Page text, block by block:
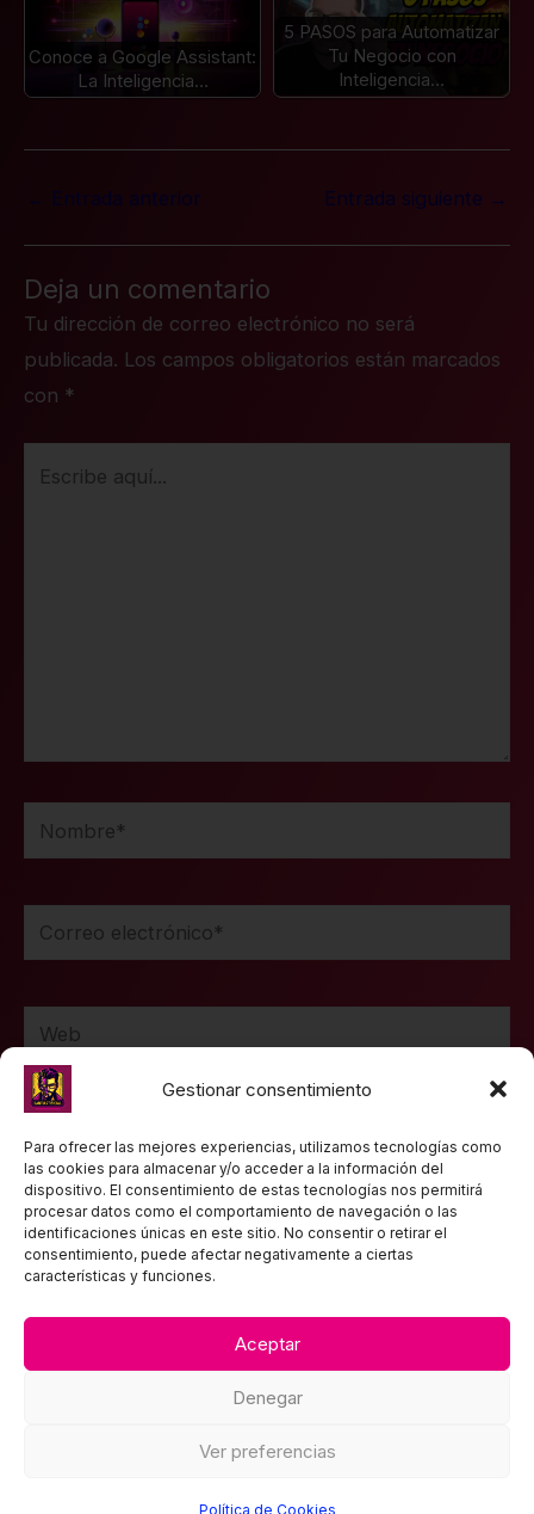
Gestionar consentimiento
Para ofrecer las mejores experiencias, utilizamos tecnologías como
las cookies para almacenar y/o acceder a la información del
dispositivo. El consentimiento de estas tecnologías nos permitirá
procesar datos como el comportamiento de navegación o las
identificaciones únicas en este sitio. No consentir o retirar el
consentimiento, puede afectar negativamente a ciertas
características y funciones.
Aceptar
Denegar
Ver preferencias
Política de Cookies
Conoce a Google Assistant:
La Inteligencia…
5 PASOS para Automatizar
Tu Negocio con
Inteligencia…
Entrada siguiente →
Deja un comentario
Tu dirección de correo electrónico no será
publicada. Los campos obligatorios están marcados
con *
Nombre*
Correo
electrónico*
Web
Guarda mi nombre, correo electrónico y web en
este navegador para la próxima vez que comente.
TEXTOS LEGALES